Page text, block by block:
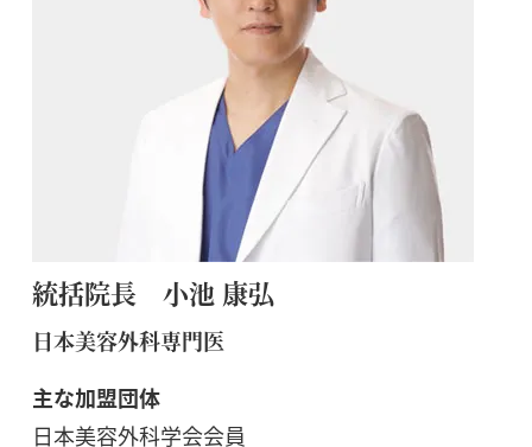
統括院長 小池 康弘
日本美容外科専門医
主な加盟団体
日本美容外科学会会員